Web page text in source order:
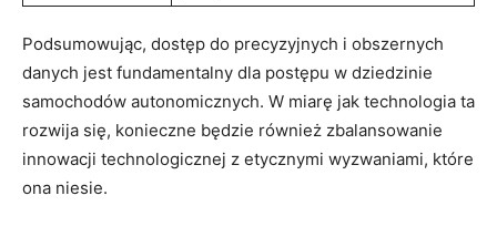
Podsumowując, dostęp do precyzyjnych i obszernych
danych jest fundamentalny dla postępu w dziedzinie
samochodów autonomicznych. W miarę jak technologia ta
rozwija się, konieczne będzie również zbalansowanie
innowacji technologicznej z etycznymi wyzwaniami, które
ona niesie.